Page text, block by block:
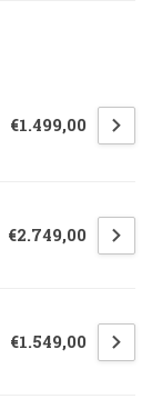
€1.499,00
€2.749,00
€1.549,00